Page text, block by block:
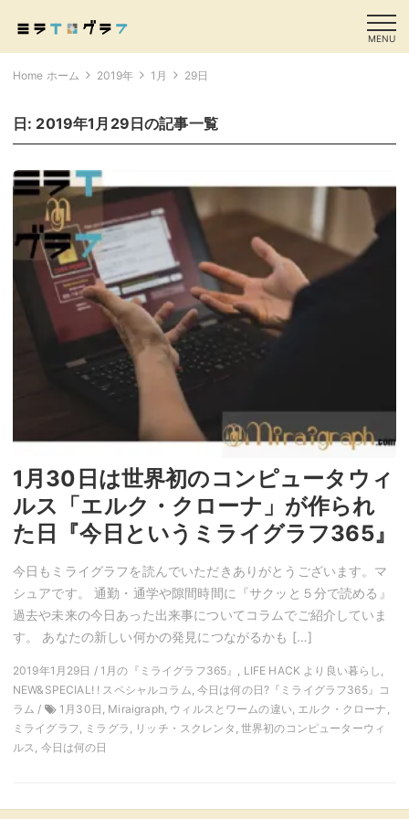
MENU
Home ホーム 2019年 1月 29日
日: 2019年1月29日の記事一覧
1月30日は世界初のコンピュータウィ
ルス「エルク・クローナ」が作られ
た日『今日というミライグラフ365』
今日もミライグラフを読んでいただきありがとうございます。マ
シュアです。 通勤・通学や隙間時間に『サクッと５分で読める』
過去や未来の今日あった出来事についてコラムでご紹介していま
す。 あなたの新しい何かの発見につながるかも […]
2019年1月29日 / 1月の『ミライグラフ365』, LIFE HACK より良い暮らし,
NEW&SPECIAL! ! スペシャルコラム, 今日は何の日?『ミライグラフ365』コ
ラム /
1月30日, Miraigraph, ウィルスとワームの違い, エルク・クローナ,
ミライグラフ, ミラグラ, リッチ・スクレンタ, 世界初のコンピューターウィ
ルス, 今日は何の日